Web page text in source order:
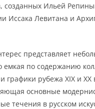
созданных Ильей
Иссака Левитана и
представляет
емкая по содержанию
графики рубежа XIX и ХХ
основные
течения в русском